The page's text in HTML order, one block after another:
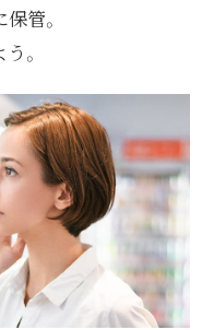
管。
。